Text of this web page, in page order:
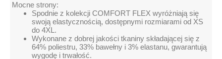
Mocne strony:
Spodnie z kolekcji COMFORT FLEX wyróżniają się
swoją elastycznością, dostępnymi rozmiarami od XS
do 4XL.
Wykonane z dobrej jakości tkaniny składającej się z
64% poliestru, 33% bawełny i 3% elastanu, gwarantują
wygodę i trwałość.